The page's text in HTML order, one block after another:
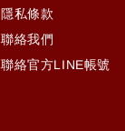
隱私條款
聯絡我們
聯絡官方LINE帳號